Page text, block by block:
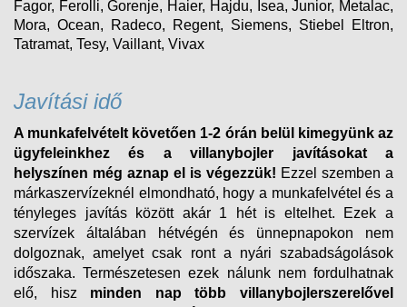
Fagor, Ferolli, Gorenje, Haier, Hajdu, Isea, Junior, Metalac,
Mora, Ocean, Radeco, Regent, Siemens, Stiebel Eltron,
Tatramat, Tesy, Vaillant, Vivax
Javítási idő
A munkafelvételt követően 1-2 órán belül kimegyünk az
ügyfeleinkhez és a villanybojler javításokat a
helyszínen még aznap el is végezzük! Ezzel szemben a
márkaszervízeknél elmondható, hogy a munkafelvétel és a
tényleges javítás között akár 1 hét is eltelhet. Ezek a
szervízek általában hétvégén és ünnepnapokon nem
dolgoznak, amelyet csak ront a nyári szabadságolások
időszaka. Természetesen ezek nálunk nem fordulhatnak
elő, hisz minden nap több villanybojlerszerelővel